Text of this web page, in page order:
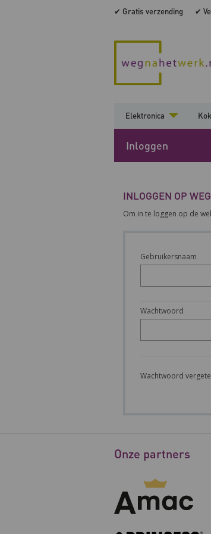
✔ Gratis verzending ✔
Elektronica
Inloggen
INLOGGEN OP
Om in te loggen op de
Gebruikersnaam
Wachtwoord
Wachtwoord
Onze partners